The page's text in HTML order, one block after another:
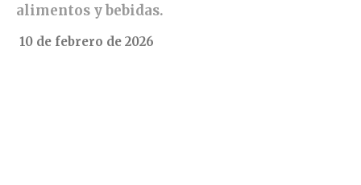
alimentos y bebidas.
10 de febrero de 2026